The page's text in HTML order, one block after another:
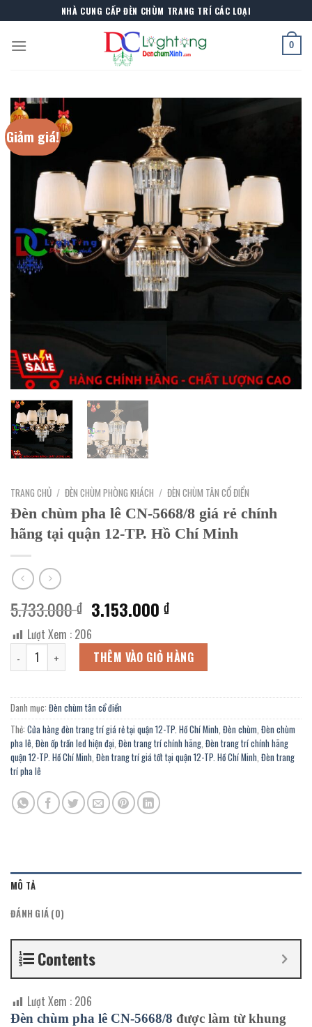
to
content
NHÀ CUNG CẤP ĐÈN CHÙM TRANG TRÍ CÁC LOẠI
0
Giảm giá!
TRANG CHỦ / ĐÈN CHÙM PHÒNG KHÁCH / ĐÈN CHÙM TÂN CỔ ĐIỂN
Đèn chùm pha lê CN-5668/8 giá rẻ chính
hãng tại quận 12-TP. Hồ Chí Minh
5.733.000₫ Giá
gốc
là:
5.733.000 ₫.
3.153.000₫Giá
tại
là:
3.153.000 ₫.
Lượt Xem : 206
Đèn chùm pha lê CN-5668/8 giá rẻ chính hãng tại quận 12-TP. Hồ
THÊM VÀO GIỎ HÀNG
Danh mục: Đèn chùm tân cổ điển
Thẻ: Cửa hàng đèn trang trí giá rẻ tại quận 12-TP. Hồ Chí Minh, Đèn chùm, Đèn chùm
pha lê, Đèn ốp trần led hiện đại, Đèn trang trí chính hãng, Đèn trang trí chính hãng
quận 12-TP. Hồ Chí Minh, Đèn trang trí giá tốt tại quận 12-TP. Hồ Chí Minh, Đèn trang
trí pha lê
MÔ TẢ
ĐÁNH GIÁ (0)
Contents
Lượt Xem : 206
Đèn chùm pha lê CN-5668/8 được làm từ khung